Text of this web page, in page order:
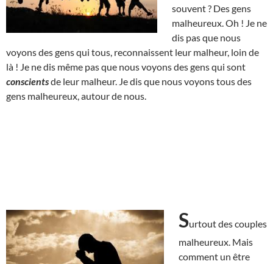
souvent ? Des gens
malheureux. Oh ! Je ne
dis pas que nous
voyons des gens qui tous, reconnaissent leur malheur, loin de
là ! Je ne dis même pas que nous voyons des gens qui sont
conscientsde leur malheur. Je dis que nous voyons tous des
gens malheureux, autour de nous.
Surtout des couples
malheureux. Mais
comment un être